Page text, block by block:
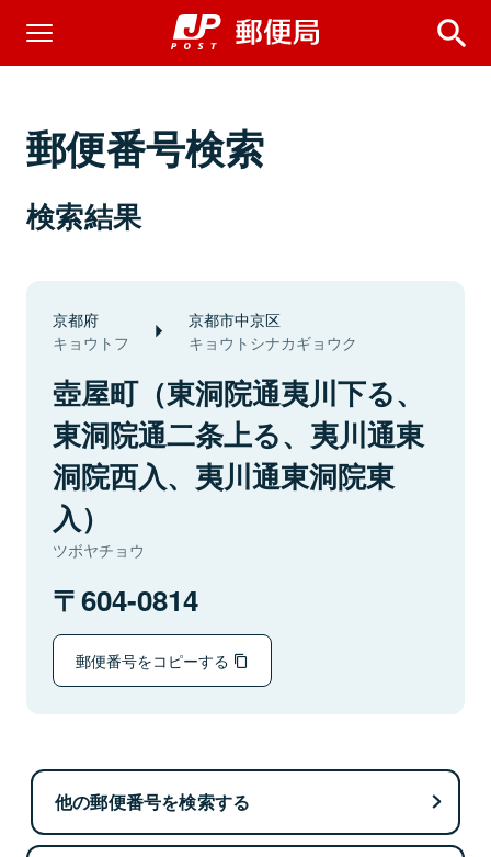
郵便番号検索
検索結果
京都府
キョウトフ
京都市中京区
キョウトシナカギョウク
壺屋町（東洞院通夷川下る、
東洞院通二条上る、夷川通東
洞院西入、夷川通東洞院東
入）
ツボヤチョウ
604-0814
郵便番号をコピーする
他の郵便番号を検索する